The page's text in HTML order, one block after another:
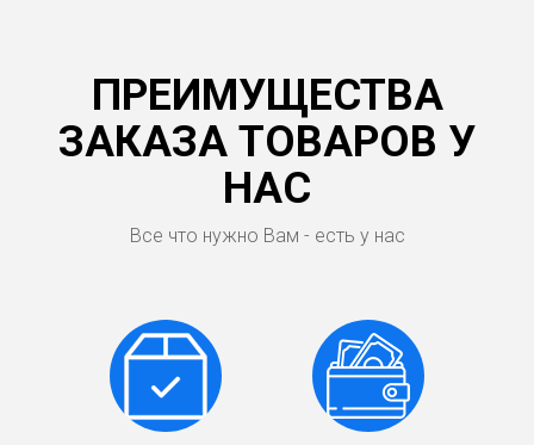
ПРЕИМУЩЕСТВА
ЗАКАЗА ТОВАРОВ У
НАС
Все что нужно Вам - есть у нас